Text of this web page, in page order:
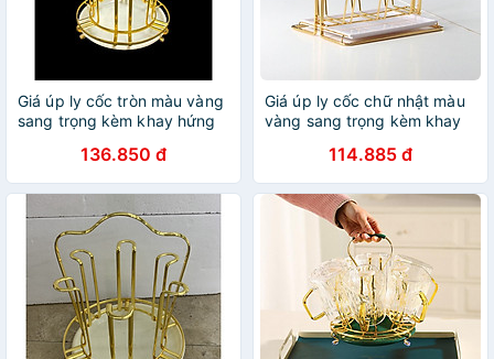
Giá úp ly cốc tròn màu vàng
sang trọng kèm khay hứng
136.850 đ
Giá úp ly cốc chữ nhật màu
vàng sang trọng kèm khay
114.885 đ